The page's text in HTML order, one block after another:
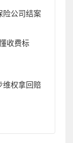
险公司结案
收费标
维权拿回赔